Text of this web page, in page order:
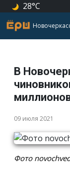
28°C
В
09 июля 2021
Фото